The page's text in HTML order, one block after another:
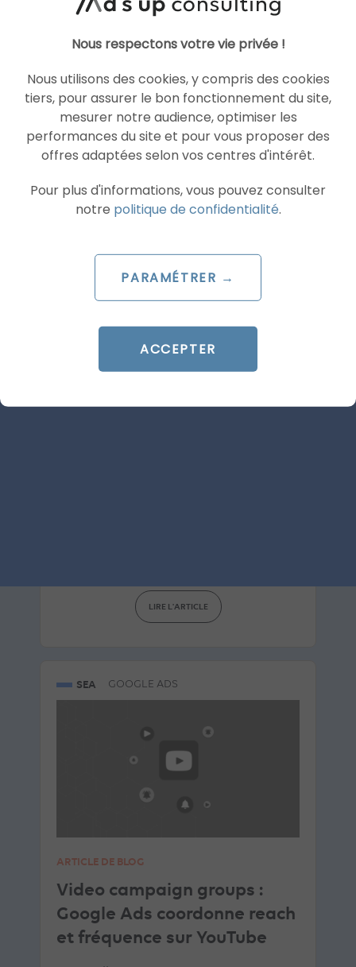
Meilleure agence Google Ads
en 2026 : le comparatif des
10 agences les plus
performantes
Le 5 août 2026
parGuillaume
SEA GOOGLE ADS
LIRE L'ARTICLE
SEA GOOGLE ADS
ARTICLE DE BLOG
Video campaign groups :
Google Ads coordonne reach
et fréquence sur YouTube
Nous respectons votre vie privée !
Nous utilisons des cookies, y compris des cookies
tiers, pour assurer le bon fonctionnement du site,
mesurer notre audience, optimiser les
performances du site et pour vous proposer des
offres adaptées selon vos centres d'intérêt.
Pour plus d'informations, vous pouvez consulter
notre politique de confidentialité.
PARAMÉTRER →
ACCEPTER